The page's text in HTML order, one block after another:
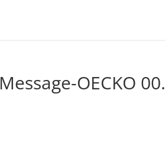
Message-OECKO